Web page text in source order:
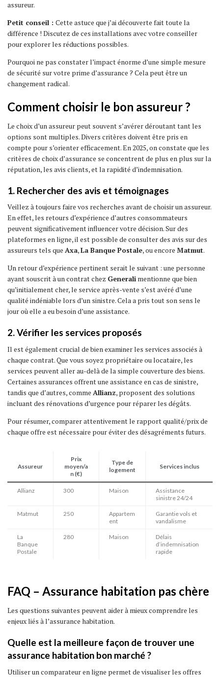
assureur.
Petit conseil : Cette astuce que j’ai découverte fait toute la
différence ! Discutez de ces installations avec votre conseiller
pour explorer les réductions possibles.
Pourquoi ne pas constater l’impact énorme d’une simple mesure
de sécurité sur votre prime d’assurance ? Cela peut être un
changement radical.
Comment choisir le bon assureur ?
Le choix d’un assureur peut souvent s’avérer déroutant tant les
options sont multiples. Divers critères doivent être pris en
compte pour s’orienter efficacement. En 2025, on constate que les
critères de choix d’assurance se concentrent de plus en plus sur la
réputation, les avis clients, et la rapidité d’indemnisation.
1. Rechercher des avis et témoignages
Veillez à toujours faire vos recherches avant de choisir un assureur.
En effet, les retours d’expérience d’autres consommateurs
peuvent significativement influencer votre décision. Sur des
plateformes en ligne, il est possible de consulter des avis sur des
assureurs tels que Axa,La Banque Postale, ou encore Matmut.
Un retour d’expérience pertinent serait le suivant : une personne
ayant souscrit à un contrat chez Generali mentionne que bien
qu’initialement cher, le service après-vente s’est avéré d’une
qualité indéniable lors d’un sinistre. Cela a pris tout son sens le
jour où elle a eu besoin d’une assistance.
2. Vérifier les services proposés
Il est également crucial de bien examiner les services associés à
chaque contrat. Que vous soyez propriétaire ou locataire, les
services peuvent aller au-delà de la simple couverture des biens.
Certaines assurances offrent une assistance en cas de sinistre,
tandis que d’autres, comme Allianz, proposent des solutions
incluant des rénovations d’urgence pour réparer les dégâts.
Pour résumer, comparer attentivement le rapport qualité/prix de
chaque offre est nécessaire pour éviter des désagréments futurs.
Assureur
Prix
moyen/a
n (€)
Type de
logement
Services inclus
Allianz 300 Maison
Assistance
sinistre 24/24
Matmut 250
Appartem
ent
Garantie vols et
vandalisme
La
Banque
Postale
280 Maison
Délais
d’indemnisation
rapide
FAQ – Assurance habitation pas chère
Les questions suivantes peuvent aider à mieux comprendre les
enjeux liés à l’assurance habitation.
Quelle est la meilleure façon de trouver une
assurance habitation bon marché ?
Utiliser un comparateur en ligne permet de visualiser les offres